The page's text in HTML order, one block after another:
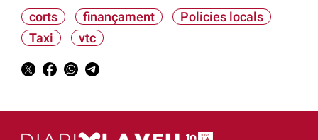
corts finançament
Policies locals
Taxi
vtc